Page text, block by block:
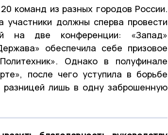
команд из разных городов России.
должны сперва провести
на две конференции: «Запад»
обеспечила себе призовое
Однако в полуфинале
после чего уступила в борьбе
лишь в одну заброшенную